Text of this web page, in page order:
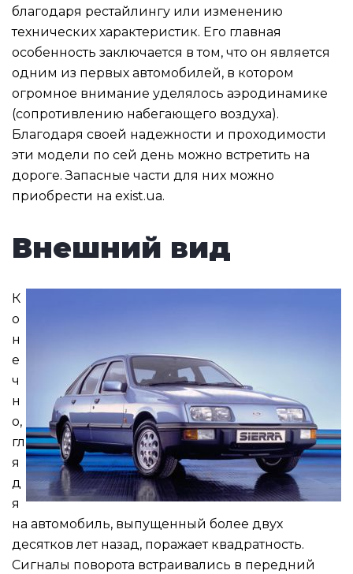
благодаря рестайлингу или изменению
технических характеристик. Его главная
особенность заключается в том, что он является
одним из первых автомобилей, в котором
огромное внимание уделялось аэродинамике
(сопротивлению набегающего воздуха).
Благодаря своей надежности и проходимости
эти модели по сей день можно встретить на
дороге. Запасные части для них можно
приобрести на exist.ua.
Внешний вид
К
о
н
е
ч
н
о,
гл
я
д
я
на автомобиль, выпущенный более двух
десятков лет назад, поражает квадратность.
Сигналы поворота встраивались в передний